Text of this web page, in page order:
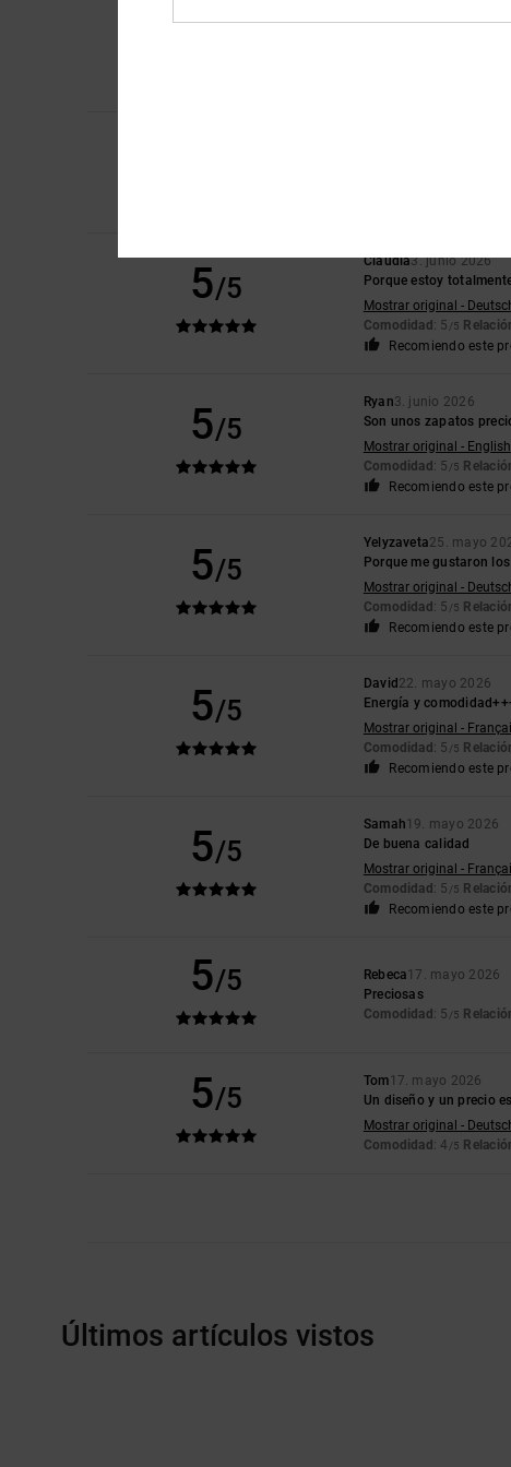
5/5
Satisfecho
5/5
Claudia3. junio 2026
Porque estoy
Mostrar original -
Comodidad: 5 /5
Recomiendo este
5/5
Ryan3. junio 2026
Son unos zapatos
Mostrar original - English
Comodidad: 5 /5
Recomiendo este
5/5
Yelyzaveta25. mayo
Porque me gustaron
Mostrar original -
Comodidad: 5 /5
Recomiendo este
5/5
David22. mayo 2026
Energía y
Mostrar original -
Comodidad: 5 /5
Recomiendo este
5/5
Samah19. mayo 2026
De buena calidad
Mostrar original -
Comodidad: 5 /5
Recomiendo este
5/5 Rebeca17. mayo 2026
Preciosas
Comodidad: 5 /5
5/5
Tom17. mayo 2026
Un diseño y un precio
Mostrar original -
Comodidad: 4 /5
Últimos artículos vistos